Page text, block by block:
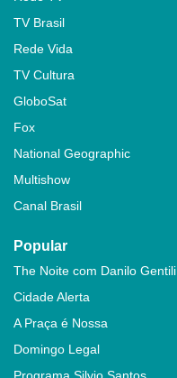
TV Brasil
Rede Vida
TV Cultura
GloboSat
Fox
National Geographic
Multishow
Canal Brasil
Popular
The Noite com Danilo Gentili
Cidade Alerta
A Praça é Nossa
Domingo Legal